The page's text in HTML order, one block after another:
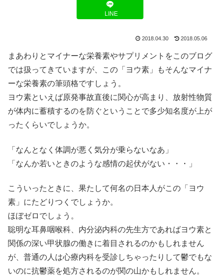
LINE
2018.04.30 2018.05.06
まあわりとマイナーな栄養素やサプリメントをこのブログ
では扱ってきていますが、この「ヨウ素」もそんなマイナ
ーな栄養素の筆頭格ですしょう。
ヨウ素といえば原発事故直後に関心が高まり、放射性物質
が体内に蓄積するのを防ぐということで多少知名度が上が
ったくらいでしょうか。
「なんとなく体調が悪く気分が乗らないなあ」
「なんか若いときのような感情の起伏がない・・・」
こういったときに、果たして何名の日本人がこの「ヨウ
素」にたどりつくでしょうか。
ほぼゼロでしょう。
聡明な耳鼻咽喉科、内分泌内科の先生方であればヨウ素と
関係の深い甲状腺の働きに着目されるのかもしれません
が、普通の人は心療内科を受診しちゃったりして鬱でもな
いのに抗鬱薬を処方されるのが関の山かもしれません。